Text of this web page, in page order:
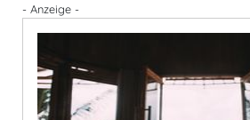
- Anzeige -